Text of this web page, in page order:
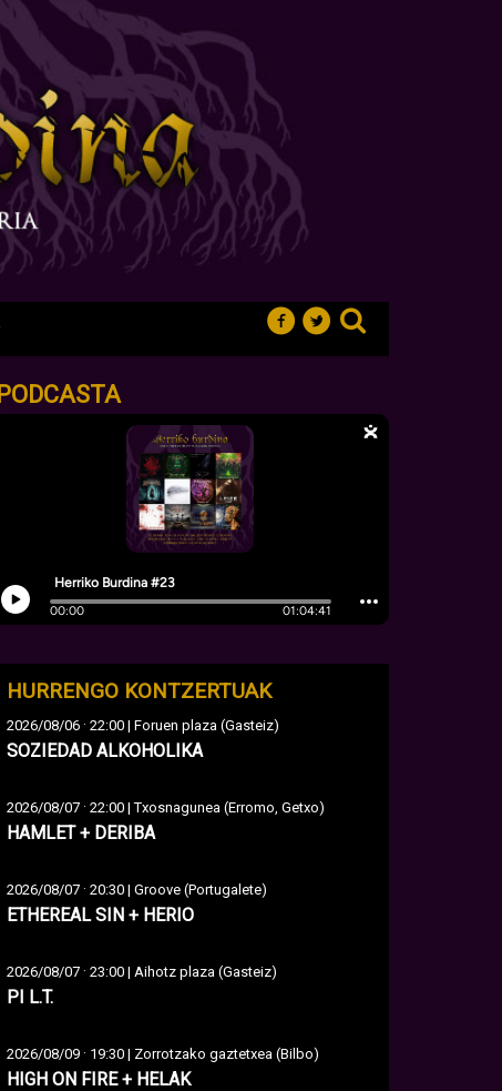
PODCASTA
HURRENGO KONTZERTUAK
2026/08/06 · 22:00 | Foruen plaza (Gasteiz)
SOZIEDAD ALKOHOLIKA
2026/08/07 · 22:00 | Txosnagunea (Erromo, Getxo)
HAMLET + DERIBA
2026/08/07 · 20:30 | Groove (Portugalete)
ETHEREAL SIN + HERIO
2026/08/07 · 23:00 | Aihotz plaza (Gasteiz)
PI L.T.
2026/08/09 · 19:30 | Zorrotzako gaztetxea (Bilbo)
HIGH ON FIRE + HELAK